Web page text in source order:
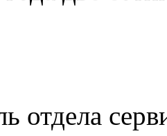
отдела